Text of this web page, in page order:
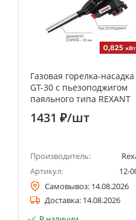
Газовая горелка-насадка
GT-30 с пьезоподжигом
паяльного типа REXANT
1431 ₽/шт
Производитель:
Артикул:
12-
Самовывоз: 14.08.2026
Доставка: 14.08.2026